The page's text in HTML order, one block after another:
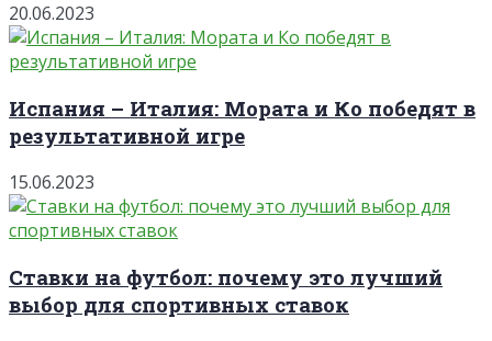
20.06.2023
Испания – Италия: Мората и Ко победят в
результативной игре
15.06.2023
Ставки на футбол: почему это лучший
выбор для спортивных ставок